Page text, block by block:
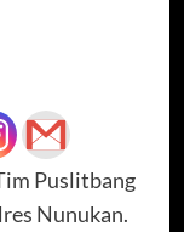
Puslitbang
Nunukan.